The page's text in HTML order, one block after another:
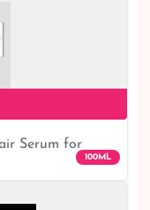
Serum for
100ML